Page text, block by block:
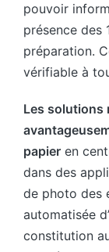
pouvoir
présence des
préparation.
vérifiable à
Les solutions
papier en
dans des
de photo des
automatisée
constitution